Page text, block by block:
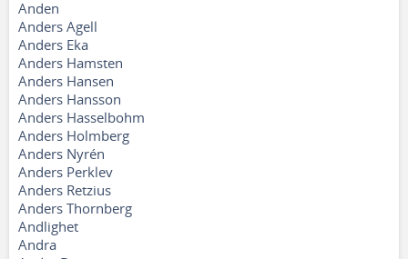
Anden
Anders Agell
Anders Eka
Anders Hamsten
Anders Hansen
Anders Hansson
Anders Hasselbohm
Anders Holmberg
Anders Nyrén
Anders Perklev
Anders Retzius
Anders Thornberg
Andlighet
Andra